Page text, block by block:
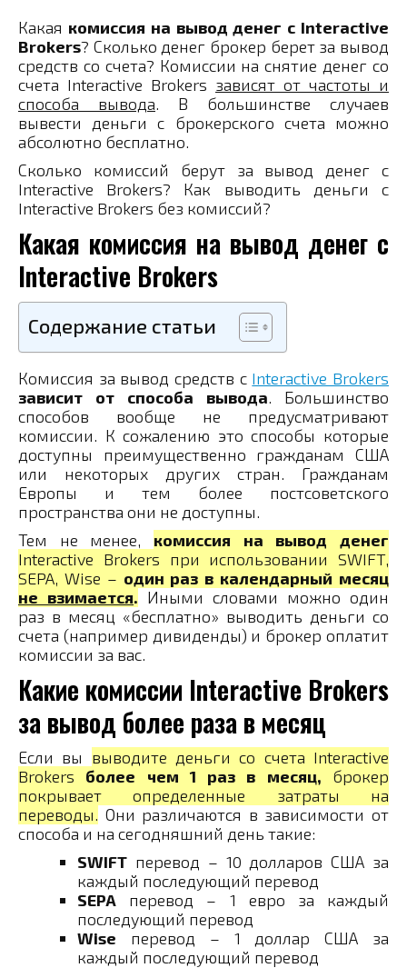
Какая комиссия на вывод денег с Interactive
Brokers? Сколько денег брокер берет за вывод
средств со счета? Комиссии на снятие денег со
счета Interactive Brokers зависят от частоты и
способа вывода. В большинстве случаев
вывести деньги с брокерского счета можно
абсолютно бесплатно.
Сколько комиссий берут за вывод денег с
Interactive Brokers? Как выводить деньги с
Interactive Brokers без комиссий?
Какая комиссия на вывод денег с
Interactive Brokers
Содержание статьи
Комиссия за вывод средств с Interactive Brokers
зависит от способа вывода. Большинство
способов вообще не предусматривают
комиссии. К сожалению это способы которые
доступны преимущественно гражданам США
или некоторых других стран. Гражданам
Европы и тем более постсоветского
пространства они не доступны.
Тем не менее, комиссия на вывод денег
Interactive Brokers при использовании SWIFT,
SEPA, Wise – один раз в календарный месяц
не взимается. Иными словами можно один
раз в месяц «бесплатно» выводить деньги со
счета (например дивиденды) и брокер оплатит
комиссии за вас.
Какие комиссии Interactive Brokers
за вывод более раза в месяц
Если вы выводите деньги со счета Interactive
Brokers более чем 1 раз в месяц, брокер
покрывает определенные затраты на
переводы. Они различаются в зависимости от
способа и на сегодняшний день такие:
SWIFT перевод – 10 долларов США за
каждый последующий перевод
SEPA перевод – 1 евро за каждый
последующий перевод
Wise перевод – 1 доллар США за
каждый последующий перевод